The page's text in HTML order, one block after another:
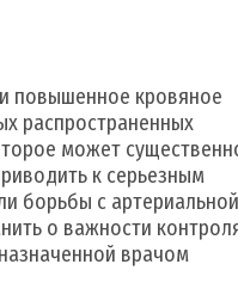
повышенное кровяное
распространенных
может
к серьезным
борьбы с артериальной
о важности
врачом